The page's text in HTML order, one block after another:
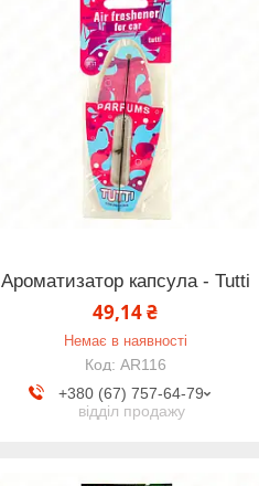
Ароматизатор капсула - Tutti
49,14 ₴
Немає в наявності
AR116
+380 (67) 757-64-79
відділ продажу